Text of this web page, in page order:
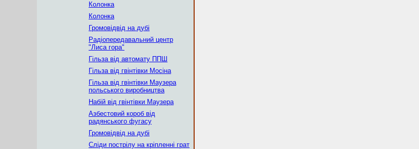
Колонка
Колонка
Громовідвід на дубі
Радіопередавальний центр
"Лиса гора"
Гільза від автомату ППШ
Гільза від гвінтівки Мосіна
Гільза від гвінтівки Маузера
польського виробництва
Набій від гвінтівки Маузера
Азбестовий короб від
радянського фугасу
Громовідвід на дубі
Сліди пострілу на кріпленні грат